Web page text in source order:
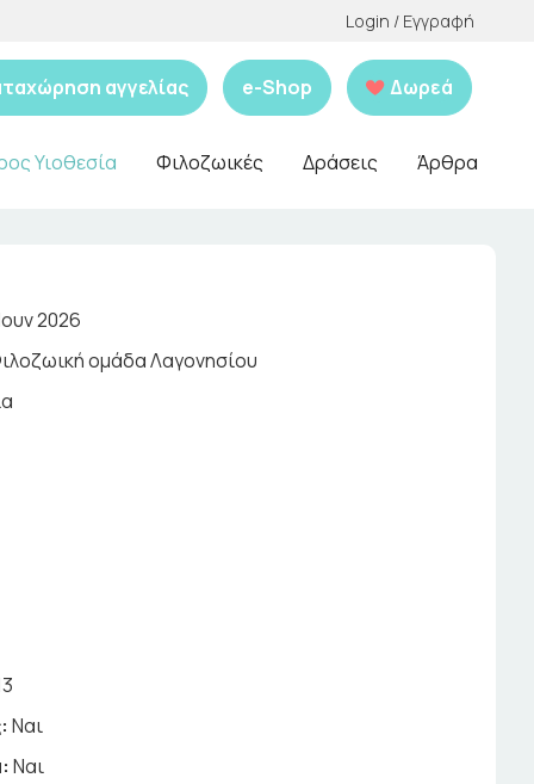
Login / Εγγραφή
αγγελίας e-Shop Δωρεά
Υιοθεσία Φιλοζωικές Δράσεις Άρθρα
2026
ομάδα Λαγονησίου
Ναι
Ναι